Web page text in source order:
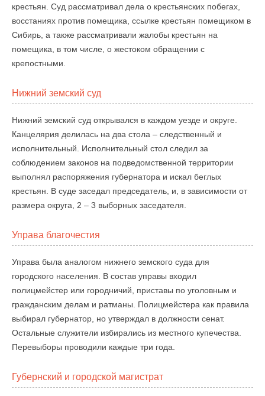
крестьян. Суд рассматривал дела о крестьянских побегах,
восстаниях против помещика, ссылке крестьян помещиком в
Сибирь, а также рассматривали жалобы крестьян на
помещика, в том числе, о жестоком обращении с
крепостными.
Нижний земский суд
Нижний земский суд открывался в каждом уезде и округе.
Канцелярия делилась на два стола – следственный и
исполнительный. Исполнительный стол следил за
соблюдением законов на подведомственной территории
выполнял распоряжения губернатора и искал беглых
крестьян. В суде заседал председатель, и, в зависимости от
размера округа, 2 – 3 выборных заседателя.
Управа благочестия
Управа была аналогом нижнего земского суда для
городского населения. В состав управы входил
полицмейстер или городничий, приставы по уголовным и
гражданским делам и ратманы. Полицмейстера как правила
выбирал губернатор, но утверждал в должности сенат.
Остальные служители избирались из местного купечества.
Перевыборы проводили каждые три года.
Губернский и городской магистрат